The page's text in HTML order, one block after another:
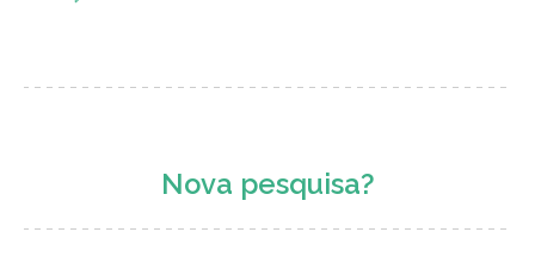
Nova pesquisa?